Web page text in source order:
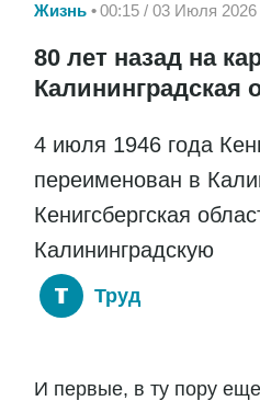
Жизнь 00:15 / 03 Июля 2026
80 лет назад на
Калининградская
4 июля 1946 года
переименован в
Кенигсбергская
Калининградскую
Труд
И первые, в ту пору